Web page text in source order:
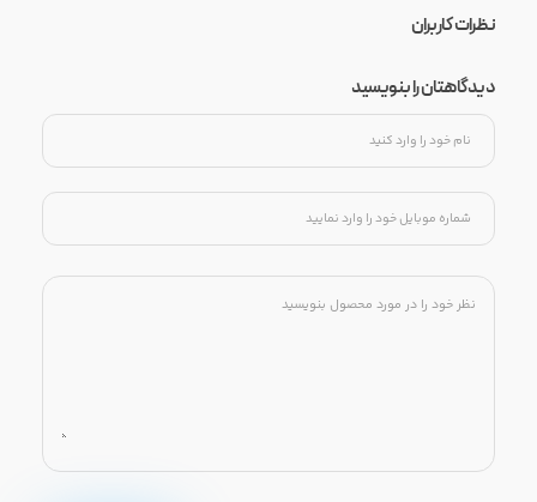
نظرات کاربران
دیدگاهتان را بنویسید